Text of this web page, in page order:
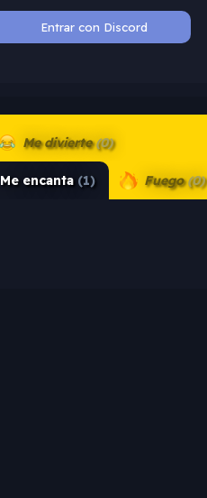
Entrar con Discord
Me divierte(0)
Me encanta (1) Fuego(0)